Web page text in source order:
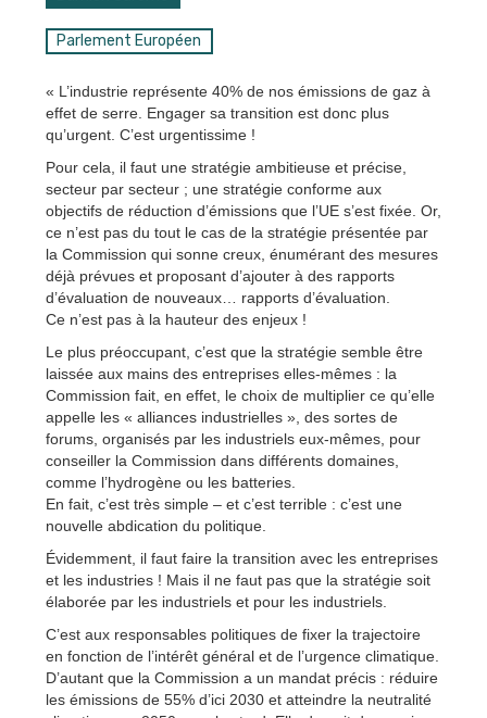
Parlement Européen
« L’industrie représente 40% de nos émissions de gaz à
effet de serre. Engager sa transition est donc plus
qu’urgent. C’est urgentissime !
Pour cela, il faut une stratégie ambitieuse et précise,
secteur par secteur ; une stratégie conforme aux
objectifs de réduction d’émissions que l’UE s’est fixée. Or,
ce n’est pas du tout le cas de la stratégie présentée par
la Commission qui sonne creux, énumérant des mesures
déjà prévues et proposant d’ajouter à des rapports
d’évaluation de nouveaux… rapports d’évaluation.
Ce n’est pas à la hauteur des enjeux !
Le plus préoccupant, c’est que la stratégie semble être
laissée aux mains des entreprises elles-mêmes : la
Commission fait, en effet, le choix de multiplier ce qu’elle
appelle les « alliances industrielles », des sortes de
forums, organisés par les industriels eux-mêmes, pour
conseiller la Commission dans différents domaines,
comme l’hydrogène ou les batteries.
En fait, c’est très simple – et c’est terrible : c’est une
nouvelle abdication du politique.
Évidemment, il faut faire la transition avec les entreprises
et les industries ! Mais il ne faut pas que la stratégie soit
élaborée par les industriels et pour les industriels.
C’est aux responsables politiques de fixer la trajectoire
en fonction de l’intérêt général et de l’urgence climatique.
D’autant que la Commission a un mandat précis : réduire
les émissions de 55% d’ici 2030 et atteindre la neutralité